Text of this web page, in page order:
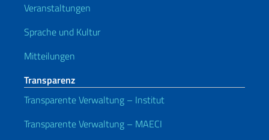
Veranstaltungen
Sprache und Kultur
Mitteilungen
Transparenz
Transparente Verwaltung – Institut
Transparente Verwaltung – MAECI